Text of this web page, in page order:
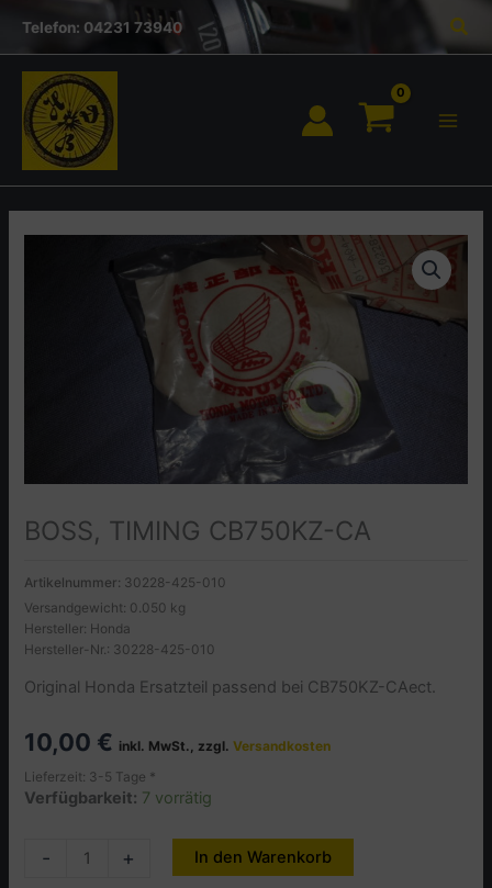
springen
Inhalt
Telefon: 04231 73940
BOSS, TIMING CB750KZ-CA
Artikelnummer: 30228-425-010
Versandgewicht: 0.050 kg
Hersteller: Honda
Hersteller-Nr.: 30228-425-010
Original Honda Ersatzteil passend bei CB750KZ-CAect.
10,00 € inkl. MwSt., zzgl.Versandkosten
Lieferzeit: 3-5 Tage *
Verfügbarkeit: 7 vorrätig
- + In den Warenkorb